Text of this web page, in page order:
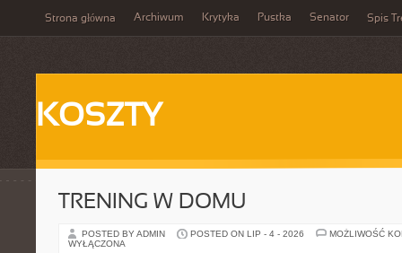
Strona główna Archiwum Krytyka Pustka Senator Spis
KOSZTY
TRENING W DOMU
POSTED BY ADMIN POSTED ON LIP - 4 - 2026
MOŻLIWOŚĆ
WYŁĄCZONA